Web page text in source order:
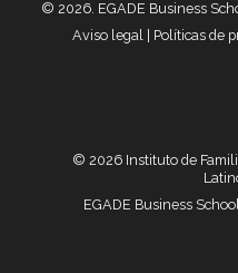
© 2026. EGADE Business
Aviso legal| Políticas de
© 2026 Instituto de
EGADE Business